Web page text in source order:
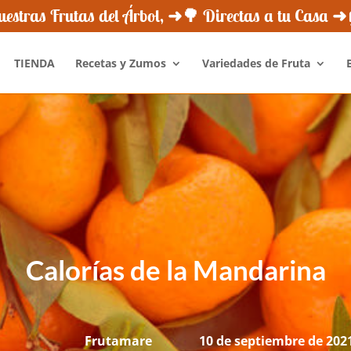
Frutas del Árbol, ➜🌳 Directas a tu Casa
¿Quiénes Somos? Novedades Newsletter
TIENDA Recetas y Zumos Variedades de Fruta
Calorías de la Mandarina
Frutamare 10 de septiembre de